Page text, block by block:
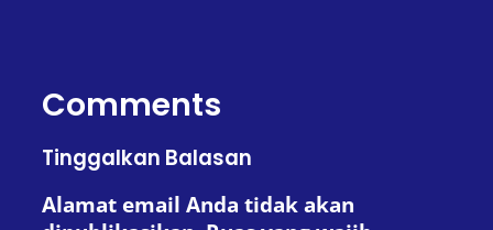
Comments
Tinggalkan Balasan
Alamat email Anda tidak akan